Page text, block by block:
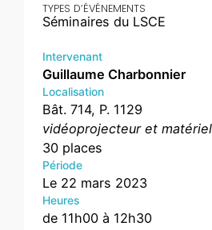
TYPES D’ÉVÉNEMENTS
Séminaires du LSCE
Intervenant
Guillaume Charbonnier
Localisation
Bât. 714, P. 1129
vidéoprojecteur et
30 places
Période
Le 22 mars 2023
Heures
de 11h00 à 12h30